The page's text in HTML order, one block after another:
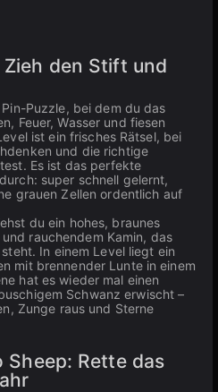
den Stift und
Puzzle, bei dem du das
Feuer, Wasser und fiesen
ist ein frisches Rätsel, bei
und die richtige
Es ist das perfekte
super schnell gelernt,
grauen Zellen ordentlich auf
du ein hohes, braunes
rauchendem Kamin, das
In einem Level liegt ein
mit brennender Lunte in einem
hat es wieder mal einen
Schwanz erwischt –
Zunge raus und Sterne
Sheep: Rette das